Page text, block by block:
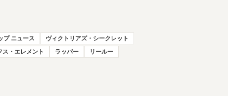
プ ニュース
ヴィクトリアズ・シークレット
ス・エレメント ラッパー
リールー